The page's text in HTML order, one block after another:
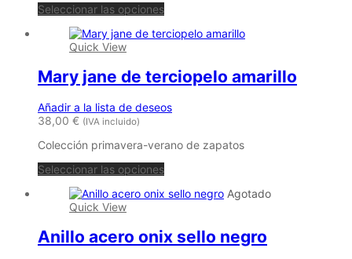
Seleccionar las opciones
Quick View
Mary jane de terciopelo amarillo
Añadir a la lista de deseos
38,00 € (IVA incluido)
Colección primavera-verano de zapatos
Seleccionar las opcionesEste
tiene
Las
opciones
Agotado
Quick View
Anillo acero onix sello negro